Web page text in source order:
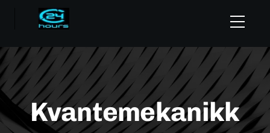
Kvantemekanikk